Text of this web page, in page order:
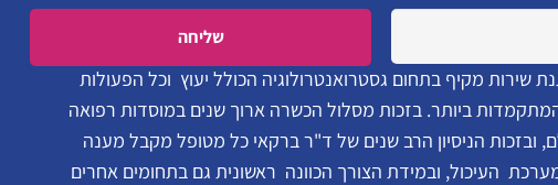
Please leave this field empty.
שירות מקיף בתחום גסטרואנטרולוגיה הכולל יעוץ וכל הפעולות
ביותר. בזכות מסלול הכשרה ארוך שנים במוסדות רפואה
ובזכות הניסיון הרב שנים של ד"ר ברקאי כל מטופל מקבל מענה
העיכול, ובמידת הצורך הכוונה ראשונית גם בתחומים אחרים